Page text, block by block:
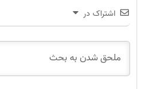
اشتراک در